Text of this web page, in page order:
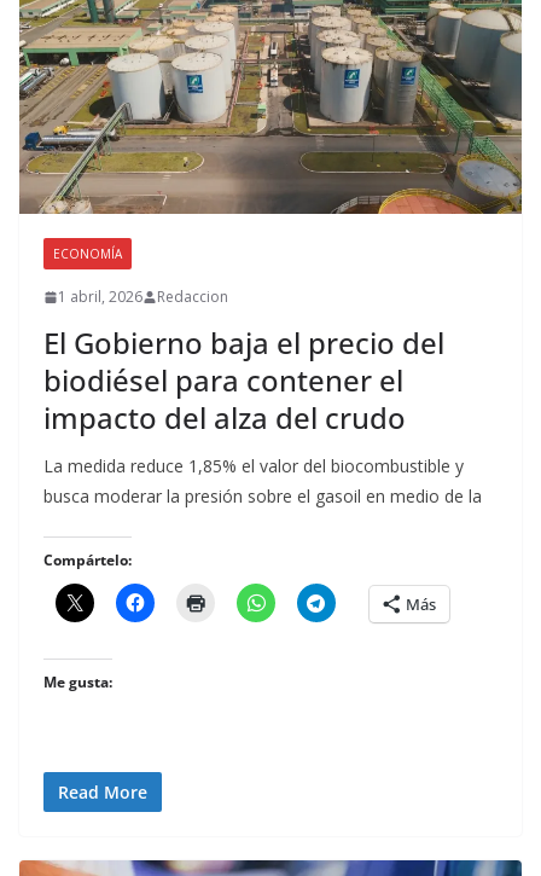
ECONOMÍA
1 abril, 2026 Redaccion
El Gobierno baja el precio del
biodiésel para contener el
impacto del alza del crudo
La medida reduce 1,85% el valor del biocombustible y
busca moderar la presión sobre el gasoil en medio de la
Compártelo:
Más
Me gusta:
Read More